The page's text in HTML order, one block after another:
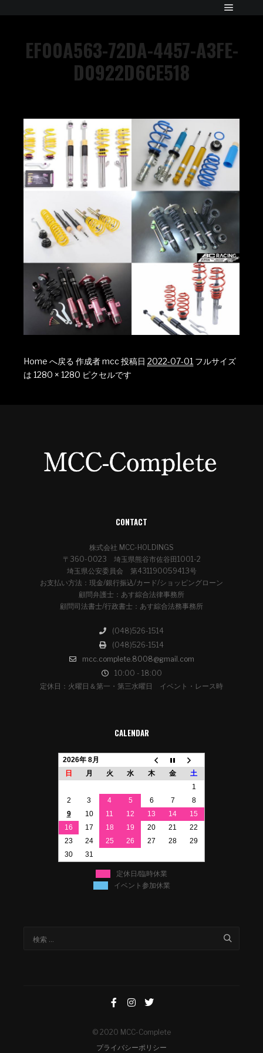
EF00A563-72DA-4457-A3FE-
D0922D6CE518
Home へ戻る 作成者mcc投稿日 2022-07-01 フルサイズ
は 1280 × 1280 ピクセルです
CONTACT
株式会社 MCC-HOLDINGS
〒360-0023 埼玉県熊谷市佐谷田1001-2
埼玉県公安委員会 第431190059413号
お支払い方法：現金/銀行振込/カード/ショッピングローン
顧問弁護士：あす綜合法律事務所
顧問司法書士/行政書士：あす綜合法務事務所
(048)526-1514
(048)526-1514
mcc.complete.8008@gmail.com
10:00 - 18:00
定休日：火曜日＆第一・第三水曜日 イベント・レース時
CALENDAR
2026年 8月
日
月 火 水 木 金
土
1
2
3 4 5 6 7
8
9
10 11 12 13 14
15
16
17 18 19 20 21
22
23
24 25 26 27 28
29
30
31
定休日/臨時休業
イベント参加休業
© 2020 MCC-Complete
プライバシーポリシー